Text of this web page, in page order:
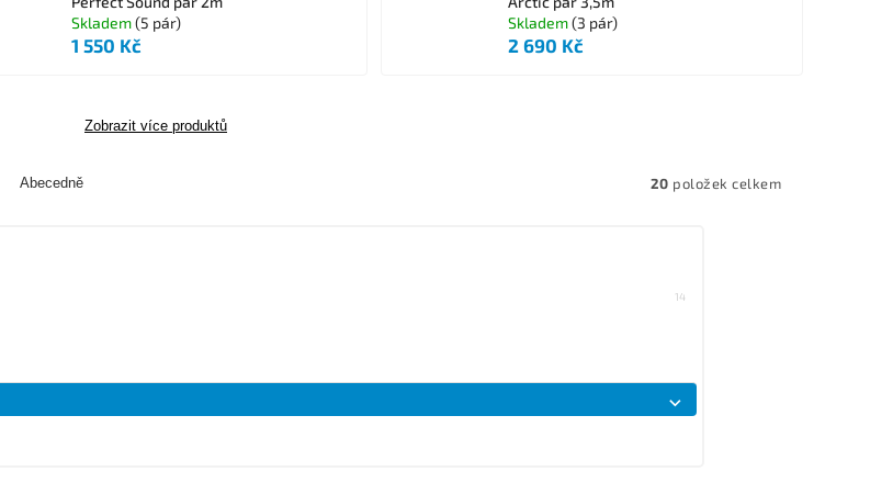
Skladem(5 pár)
1 550 Kč
Skladem(3 pár)
2 690 Kč
Zobrazit více produktů
Abecedně 20 položek celkem
14